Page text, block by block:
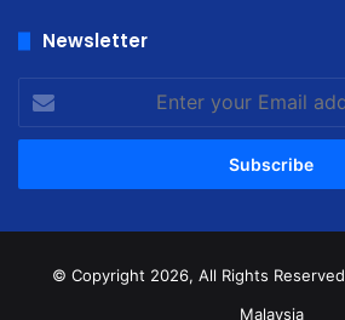
Newsletter
your
Email
© Copyright 2026, All Rights Reserved
Malaysia